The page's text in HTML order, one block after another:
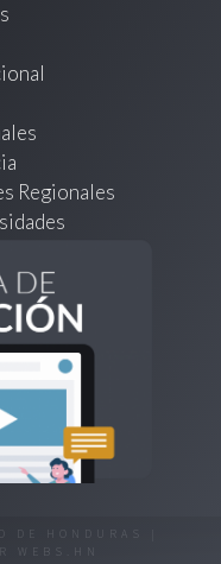
Regionales
DE HONDURAS |
WEBS.HN